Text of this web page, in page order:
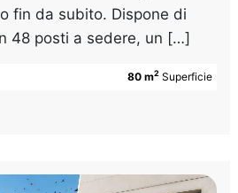
fin da subito. Dispone di
48 posti a sedere, un […]
80 m2 Superficie